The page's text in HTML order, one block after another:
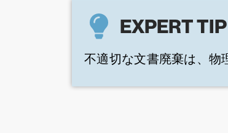
EXPERT TIP
不適切な文書廃棄は、物